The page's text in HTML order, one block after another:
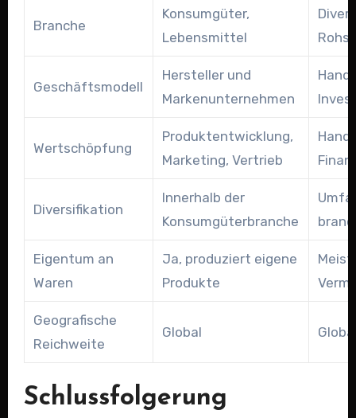
Branche
Konsumgüter,
Lebensmittel
Geschäftsmodell
Hersteller und
Markenunternehmen
Wertschöpfung
Produktentwicklung,
Marketing, Vertrieb
Diversifikation
Innerhalb der
Konsumgüterbranche
Eigentum an
Waren
Ja, produziert eigene
Produkte
Geografische
Reichweite
Global
Schlussfolgerung